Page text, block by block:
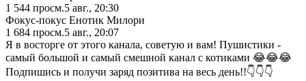
1 544 просм.5 авг., 20:30
Фокус-покус Енотик Милори
1 684 просм.5 авг., 20:07
Я в восторге от этого канала, советую и вам! Пушистики -
самый большой и самый смешной канал с котиками 😂😂😂
Подпишись и получи заряд позитива на весь день!!👇👇👇